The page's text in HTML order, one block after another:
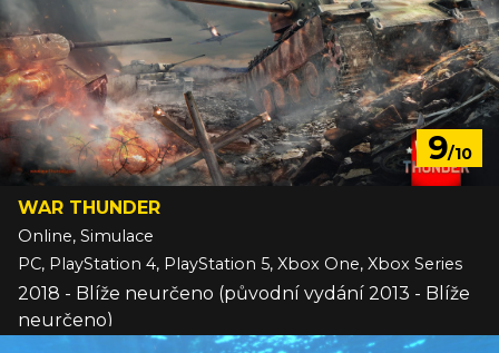
9/10
WAR THUNDER
Online, Simulace
PC, PlayStation 4, PlayStation 5, Xbox One, Xbox Series
2018 - Blíže neurčeno (původní vydání 2013 - Blíže
neurčeno)